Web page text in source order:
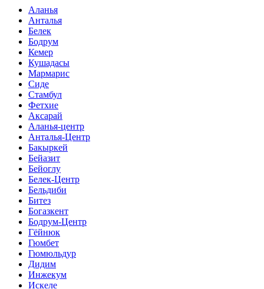
Аланья
Анталья
Белек
Бодрум
Кемер
Кушадасы
Мармарис
Сиде
Стамбул
Фетхие
Аксарай
Аланья-центр
Анталья-Центр
Бакыркей
Бейазит
Бейоглу
Белек-Центр
Бельдиби
Битез
Богазкент
Бодрум-Центр
Гёйнюк
Гюмбет
Гюмюльдур
Дидим
Инжекум
Искеле